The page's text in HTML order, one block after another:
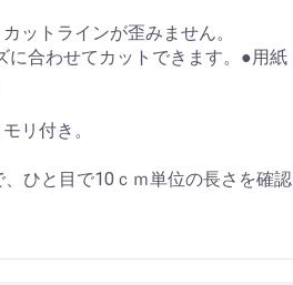
ットラインが歪みません。
に合わせてカットできます。●用紙
リ付き。
ひと目で10ｃｍ単位の長さを確認